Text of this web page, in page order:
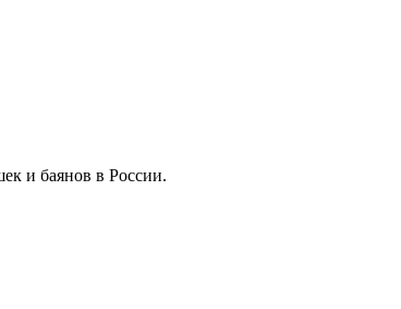
и баянов в России.